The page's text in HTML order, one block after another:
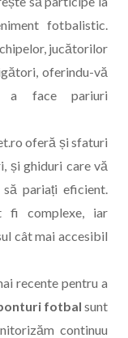
fotbalistic.
jucătorilor
oferindu-vă
a face pariuri
oferă și sfaturi
și ghiduri care vă
pariați eficient.
fi complexe, iar
cât mai accesibil
recente pentru a
fotbal sunt
continuu